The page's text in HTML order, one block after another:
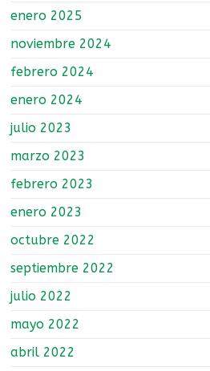
enero 2025
noviembre 2024
febrero 2024
enero 2024
julio 2023
marzo 2023
febrero 2023
enero 2023
octubre 2022
septiembre 2022
julio 2022
mayo 2022
abril 2022